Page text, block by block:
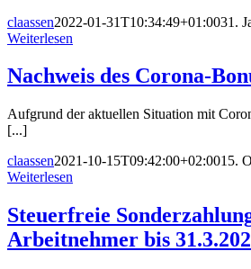
claassen2022-01-31T10:34:49+01:0031.
Weiterlesen
Nachweis des Corona-
Aufgrund der aktuellen Situation mit
[...]
claassen2021-10-15T09:42:00+02:0015.
Weiterlesen
Steuerfreie
Arbeitnehmer bis